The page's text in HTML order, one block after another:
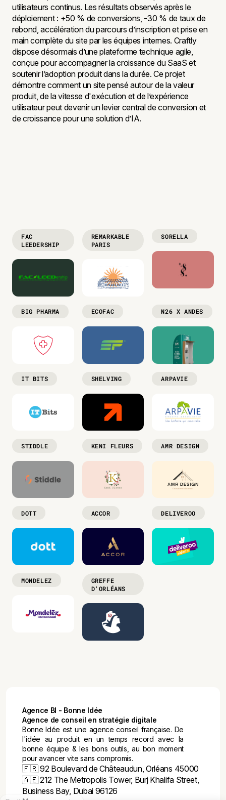
utilisateurs continus. Les résultats observés après le
déploiement : +50 % de conversions, -30 % de taux de
rebond, accélération du parcours d’inscription et prise en
main complète du site par les équipes internes. Craftly
dispose désormais d’une plateforme technique agile,
conçue pour accompagner la croissance du SaaS et
soutenir l’adoption produit dans la durée. Ce projet
démontre comment un site pensé autour de la valeur
produit, de la vitesse d'exécution et de l’expérience
utilisateur peut devenir un levier central de conversion et
de croissance pour une solution d’IA.
FAC
LEEDERSHIP
REMARKABLE
PARIS
SORELLA
BIG PHARMA ECOFAC N26 X ANDES
IT BITS SHELVING ARPAVIE
STIDDLE KENI FLEURS AMR DESIGN
DOTT ACCOR DELIVEROO
MONDELEZ
GREFFE
D'ORLÉANS
Agence BI - Bonne Idée
Agence de conseil en stratégie digitale
Bonne Idée est une agence conseil française. De
l'idée au produit en un temps record avec la
bonne équipe & les bons outils, au bon moment
pour avancer vite sans compromis.
🇫🇷92 Boulevard de Châteaudun, Orléans 45000
🇦🇪212 The Metropolis Tower, Burj Khalifa Street,
Business Bay, Dubai 96126